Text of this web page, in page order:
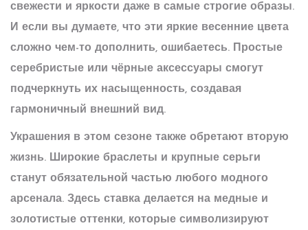
свежести и яркости даже в самые строгие образы.
И если вы думаете, что эти яркие весенние цвета
сложно чем-то дополнить, ошибаетесь. Простые
серебристые или чёрные аксессуары смогут
подчеркнуть их насыщенность, создавая
гармоничный внешний вид.
Украшения в этом сезоне также обретают вторую
жизнь. Широкие браслеты и крупные серьги
станут обязательной частью любого модного
арсенала. Здесь ставка делается на медные и
золотистые оттенки, которые символизируют